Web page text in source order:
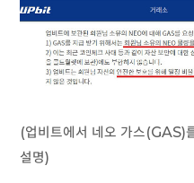
(업비트에서 네오 가스(GAS)
설명)